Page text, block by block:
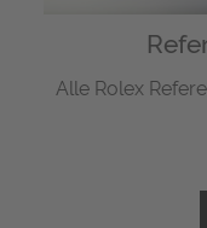
Alle Rolex